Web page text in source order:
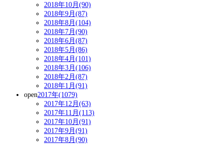
2018年10月(90)
2018年9月(87)
2018年8月(104)
2018年7月(90)
2018年6月(87)
2018年5月(86)
2018年4月(101)
2018年3月(106)
2018年2月(87)
2018年1月(91)
open2017年(1079)
2017年12月(63)
2017年11月(113)
2017年10月(91)
2017年9月(91)
2017年8月(90)